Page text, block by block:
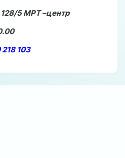
128/5 МРТ –центр
103